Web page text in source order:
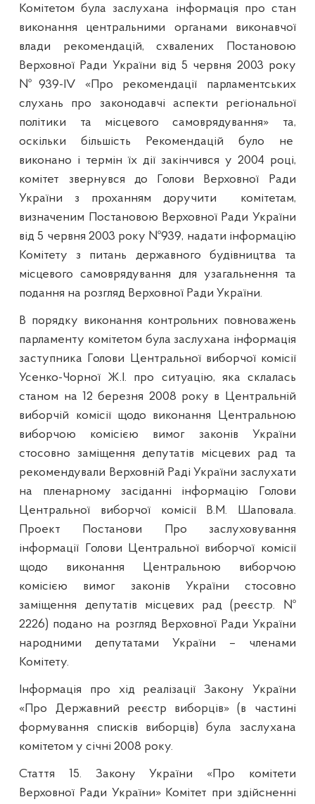
Комітетом була заслухана інформація про стан
виконання центральними органами виконавчої
влади рекомендацій, схвалених Постановою
Верховної Ради України від 5 червня 2003 року
№939- IV«Про рекомендації парламентських
слухань про законодавчі аспекти регіональної
політики та місцевого самоврядування» та,
оскільки більшість Рекомендацій було не
виконано і термін їх дії закінчився у 2004 році,
комітет звернувся до Голови Верховної Ради
України з проханням доручити
комітетам,
визначеним Постановою Верховної Ради України
від 5 червня 2003 року №939, надати інформацію
Комітету з питань державного будівництва та
місцевого самоврядування для узагальнення та
подання на розгляд Верховної Ради України.
В порядку виконання контрольних повноважень
парламенту комітетом була заслухана інформація
заступника Голови Центральної виборчої комісії
Усенко-Чорної Ж.І. про ситуацію, яка склалась
станом на 12 березня 2008 року в Центральній
виборчій комісії щодо виконання Центральною
виборчою комісією вимог законів України
стосовно заміщення депутатів місцевих рад та
рекомендували Верховній Раді України заслухати
на пленарному засіданні інформацію Голови
Центральної виборчої комісії В.М. Шаповала.
Проект Постанови Про заслуховування
інформації Голови Центральної виборчої комісії
щодо виконання Центральною виборчою
комісією вимог законів України стосовно
заміщення депутатів місцевих рад (реєстр. №
2226) подано на розгляд Верховної Ради України
народними депутатами України – членами
Комітету.
Інформація про хід реалізації Закону України
«Про Державний реєстр виборців» (в частині
формування списків виборців) була заслухана
комітетом у січні 2008 року.
Стаття 15. Закону України «Про комітети
Верховної Ради України» Комітет при здійсненні